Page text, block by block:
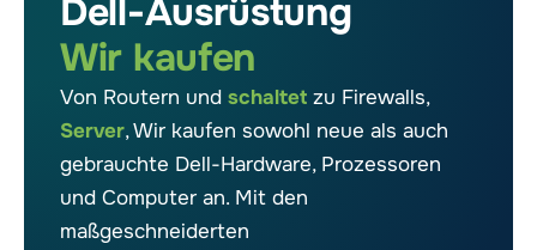
Dell-Ausrüstung
Wir kaufen
Von Routern und schaltet zu Firewalls,
Server, Wir kaufen sowohl neue als auch
gebrauchte Dell-Hardware, Prozessoren
und Computer an. Mit den
maßgeschneiderten